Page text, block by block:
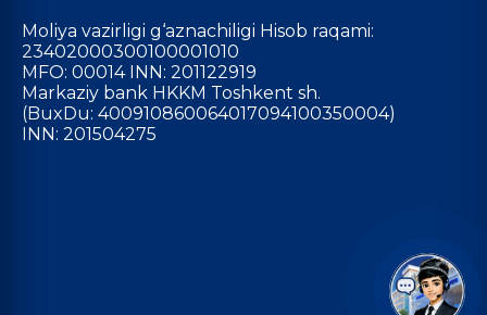
Moliya vazirligi g‘aznachiligi Hisob raqami:
23402000300100001010
MFO: 00014 INN: 201122919
Markaziy bank HKKM Toshkent sh.
(BuxDu: 400910860064017094100350004)
INN: 201504275